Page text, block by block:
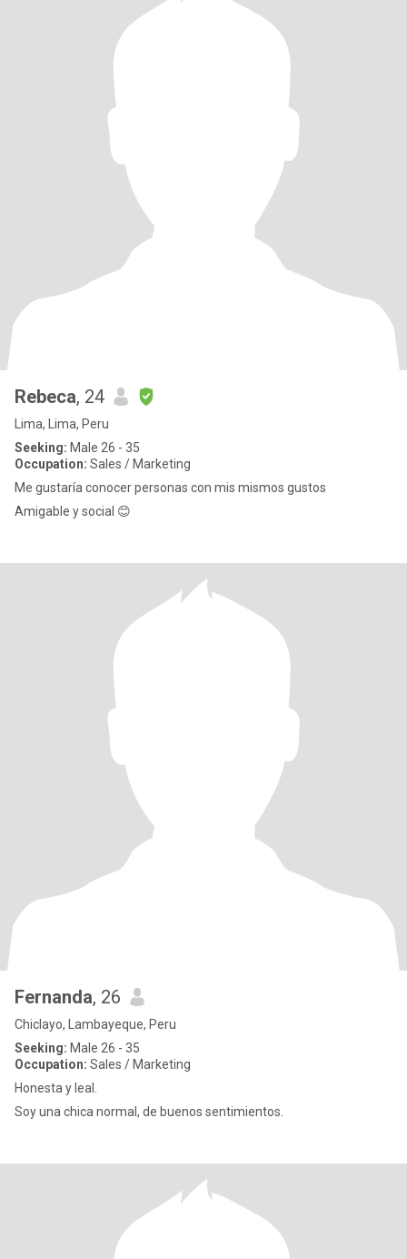
Rebeca, 24
Lima, Lima, Peru
Seeking: Male 26 - 35
Occupation: Sales / Marketing
Me gustaría conocer personas con mis mismos gustos
Amigable y social 😊
Fernanda, 26
Chiclayo, Lambayeque, Peru
Seeking: Male 26 - 35
Occupation: Sales / Marketing
Honesta y leal.
Soy una chica normal, de buenos sentimientos.